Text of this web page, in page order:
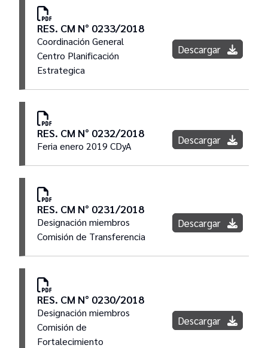
Junta Electoral
Plenario
Presidencia
Comisión Administradora del Fondo
RES. CM N° 0233/2018
Coordinación General
Centro Planificación
Estrategica
Descargar
RES. CM N° 0232/2018
Feria enero 2019 CDyA Descargar
RES. CM N° 0231/2018
Designación miembros
Comisión de Transferencia
Descargar
RES. CM N° 0230/2018
Designación miembros
Comisión de
Fortalecimiento
Descargar